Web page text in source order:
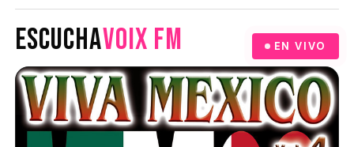
ESCUCHAVOIX FM EN VIVO